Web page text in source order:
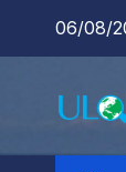
06/08/